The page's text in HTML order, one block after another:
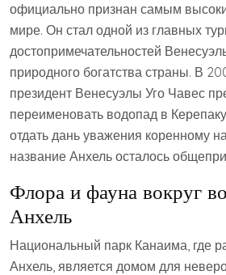
официально признан самым
мире. Он стал одной из главных
достопримечательностей
природного богатства страны. В
президент Венесуэлы Уго Чавес
переименовать водопад в
отдать дань уважения коренному
название Анхель осталось
Флора и фауна вокруг
Анхель
Национальный парк Канаима, где
Анхель, является домом для